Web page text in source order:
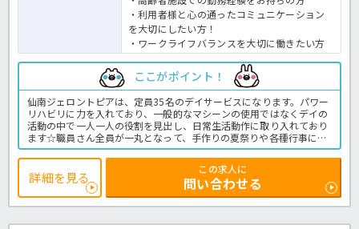
・利用者様と心の通ったコミュニケーション
を大切にしたい方！
・ワークライフバランスを大切に働きたい方
ここがポイント！
仙南ジェロントピアは、定員35名のデイサービスになります。パワー
リハビリに力を入れており、一般的なマシーンの使用ではなくデイの
活動の中で一人一人の役割を見出し、日常生活動作に取り入れており
ます☆職員さん全員が一丸となって、手作りの夏祭りや各種行事に力
を入れております♪賞与も嬉しい年2回の4.0ヶ月分の支給があった
り、退職金制度もあるので長くお勤めできる環境となっております！
年間休日121日とお休みもしっかりあるので、プライベートも充実し
てお過ごしいただける環境です☆とても魅力的なデイサービスの求人
となりますので、ぜひご応募下さい！
デイサービスでの介護業務全般です
＜介護職 準職員 デイサービスの求人＞
詳細を見る
この求人に
問い合わせる